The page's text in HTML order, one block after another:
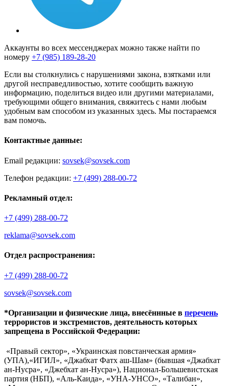
Аккаунты во всех мессенджерах можно также найти по
номеру +7 (985) 189-28-20
Если вы столкнулись с нарушениями закона, взятками или
другой несправедливостью, хотите сообщить важную
информацию, поделиться видео или другими материалами,
требующими общего внимания, свяжитесь с нами любым
удобным вам способом из указанных здесь. Мы постараемся
вам помочь.
Контактные данные:
Email редакции: sovsek@sovsek.com
Телефон редакции: +7 (499) 288-00-72
Рекламный отдел:
+7 (499) 288-00-72
reklama@sovsek.com
Отдел распространения:
+7 (499) 288-00-72
sovsek@sovsek.com
*Организации и физические лица, внесённные в перечень
террористов и экстремистов, деятельность которых
запрещена в Российской Федерации:
«Правый сектор», «Украинская повстанческая армия»
(УПА),«ИГИЛ», «Джабхат Фатх аш-Шам» (бывшая «Джабхат
ан-Нусра», «Джебхат ан-Нусра»), Национал-Большевистская
партия (НБП), «Аль-Каида», «УНА-УНСО», «Талибан»,